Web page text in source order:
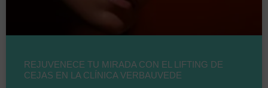
REJUVENECE TU MIRADA CON EL LIFTING DE
CEJAS EN LA CLÍNICA VERBAUVEDE